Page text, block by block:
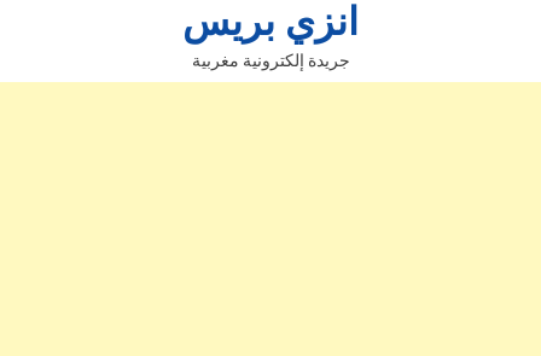
انزي بريس
جريدة إلكترونية مغربية